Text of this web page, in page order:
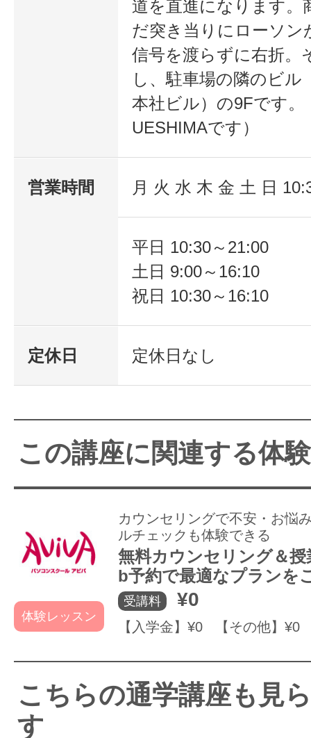
道を直進になります。
だ突き当りにローソン
信号を渡らずに右折。
し、駐車場の隣のビル
本社ビル）の9Fです。
UESHIMAです）
営業時間 月 火 水 木 金 土 日
平日 10:30～21:00
土日 9:00～16:10
祝日 10:30～16:10
定休日 定休日なし
この講座に関連する体
体験レッスン
カウンセリングで不安・お悩
ルチェックも体験できる
無料カウンセリング＆授
b予約で最適なプランを
受講料 ¥0
【入学金】¥0 【その他】¥0
こちらの通学講座も見
す